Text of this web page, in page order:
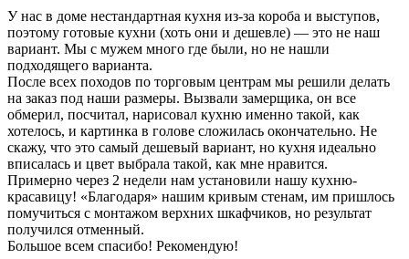
У нас в доме нестандартная кухня из-за короба и выступов,
поэтому готовые кухни (хоть они и дешевле) — это не наш
вариант. Мы с мужем много где были, но не нашли
подходящего варианта.
После всех походов по торговым центрам мы решили делать
на заказ под наши размеры. Вызвали замерщика, он все
обмерил, посчитал, нарисовал кухню именно такой, как
хотелось, и картинка в голове сложилась окончательно. Не
скажу, что это самый дешевый вариант, но кухня идеально
вписалась и цвет выбрала такой, как мне нравится.
Примерно через 2 недели нам установили нашу кухню-
красавицу! «Благодаря» нашим кривым стенам, им пришлось
помучиться с монтажом верхних шкафчиков, но результат
получился отменный.
Большое всем спасибо! Рекомендую!